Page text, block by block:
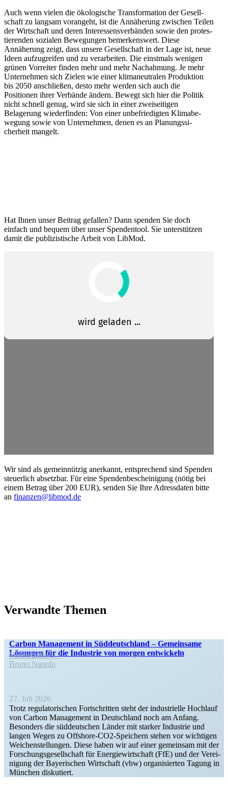
Auch wenn vielen die ökolo­gische Trans­for­mation der Gesell­
schaft zu langsam vorangeht, ist die Annäherung zwischen Teilen
der Wirtschaft und deren Inter­es­sens­ver­bänden sowie den protes­
tie­renden sozialen Bewegungen bemer­kenswert. Diese
Annäherung zeigt, dass unsere Gesell­schaft in der Lage ist, neue
Ideen aufzu­greifen und zu verar­beiten. Die einstmals wenigen
grünen Vorreiter finden mehr und mehr Nachahmung. Je mehr
Unter­nehmen sich Zielen wie einer klima­neu­tralen Produktion
bis 2050 anschließen, desto mehr werden sich auch die
Positionen ihrer Verbände ändern. Bewegt sich hier die Politik
nicht schnell genug, wird sie sich in einer zweisei­tigen
Belagerung wieder­finden: Von einer unbefrie­digten Klima­be­
wegung sowie von Unter­nehmen, denen es an Planungs­si­
cherheit mangelt.
Hat Ihnen unser Beitrag gefallen? Dann spenden Sie doch
einfach und bequem über unser Spendentool. Sie unter­stützen
damit die publi­zis­tische Arbeit von LibMod.
Wir sind als gemein­nützig anerkannt, entspre­chend sind Spenden
steuerlich absetzbar. Für eine Spenden­be­schei­nigung (nötig bei
einem Betrag über 200 EUR), senden Sie Ihre Adress­daten bitte
an finanzen@libmod.de
Verwandte Themen
Carbon Management in Süddeutschland – Gemeinsame
Lösungen für die Industrie von morgen entwickeln
Veran­staltung
Bruno Naredo
27. Juli 2026
Trotz regula­to­ri­schen Fortschritten steht der indus­trielle Hochlauf
von Carbon Management in Deutschland noch am Anfang.
Besonders die süddeut­schen Länder mit starker Industrie und
langen Wegen zu Offshore-CO2-Speichern stehen vor wichtigen
Weichen­stel­lungen. Diese haben wir auf einer gemeinsam mit der
Forschungs­ge­sell­schaft für Energie­wirt­schaft (FfE) und der Verei­
nigung der Bayeri­schen Wirtschaft (vbw) organi­sierten Tagung in
München diskutiert.